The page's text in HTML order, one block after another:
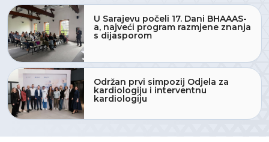
U Sarajevu počeli 17. Dani BHAAAS-
a, najveći program razmjene znanja
s dijasporom
Održan prvi simpozij Odjela za
kardiologiju i interventnu
kardiologiju